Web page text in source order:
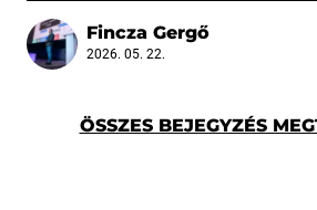
Fincza Gergő
2026. 05. 22.
ÖSSZES BEJEGYZÉS